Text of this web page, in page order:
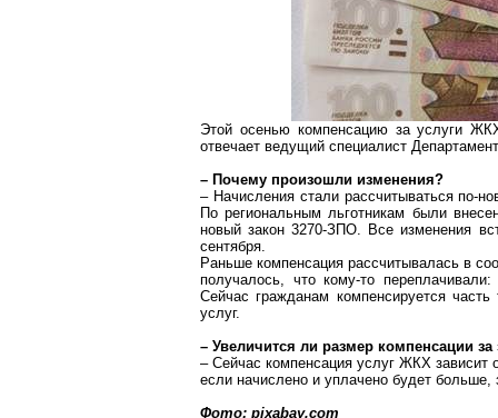
Этой осенью компенсацию за услуги
отвечает ведущий специалист
– Почему произошли изменения?
– Начисления стали рассчитываться по-
По региональным льготникам были
новый закон 3270-ЗПО. Все изменения
сентября.
Раньше компенсация рассчитывалась в
получалось, что кому-то
Сейчас гражданам компенсируется
услуг.
– Увеличится ли размер компенсации
– Сейчас компенсация услуг ЖКХ зависит
если начислено и уплачено будет
Фото: pixabay.com